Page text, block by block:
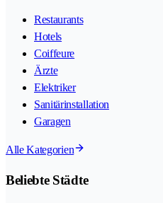
Restaurants
Hotels
Coiffeure
Ärzte
Elektriker
Sanitärinstallation
Garagen
Alle Kategorien
Beliebte Städte